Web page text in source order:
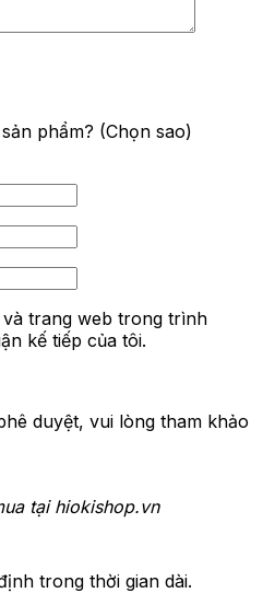
phẩm? (Chọn sao)
trang web trong trình
kế tiếp của tôi.
duyệt, vui lòng tham khảo
tại hiokishop.vn
trong thời gian dài.